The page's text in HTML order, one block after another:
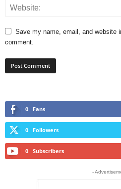
Save my name, email, and website
comment.
0 Fans
0 Followers
0 Subscribers
-